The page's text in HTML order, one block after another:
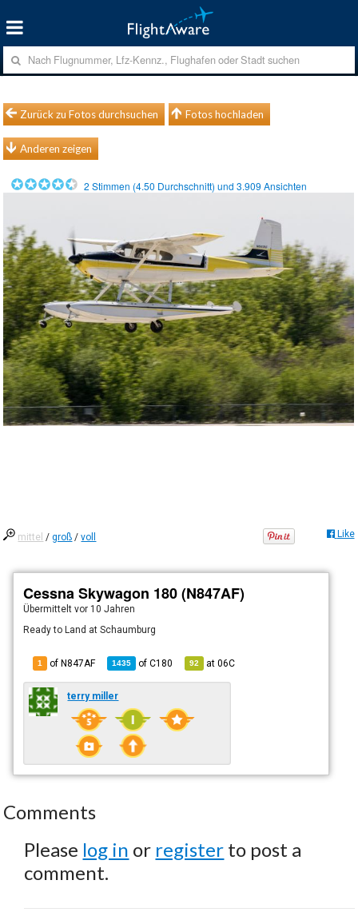
Zurück zu Fotos durchsuchen Fotos hochladen
Anderen zeigen
2 Stimmen (4.50 Durchschnitt) und3.909 Ansichten
mittel /groß /voll Like
Cessna Skywagon 180 (N847AF)
Übermitteltvor 10 Jahren
Ready to Land at Schaumburg
1 of N847AF 1435 ofC180 92 at06C
terry miller
Comments
Please log in or register to post a
comment.